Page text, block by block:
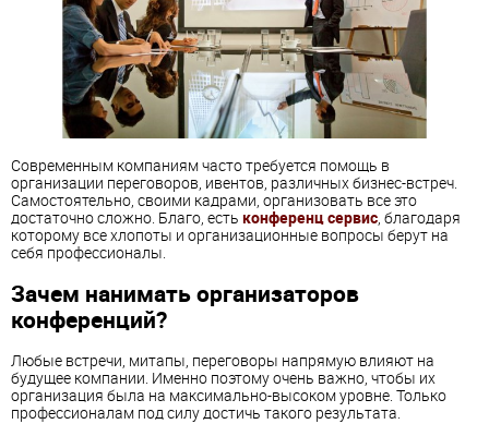
Современным компаниям часто требуется помощь в
организации переговоров, ивентов, различных бизнес-встреч.
Самостоятельно, своими кадрами, организовать все это
достаточно сложно. Благо, есть конференц сервис, благодаря
которому все хлопоты и организационные вопросы берут на
себя профессионалы.
Зачем нанимать организаторов
конференций?
Любые встречи, митапы, переговоры напрямую влияют на
будущее компании. Именно поэтому очень важно, чтобы их
организация была на максимально-высоком уровне. Только
профессионалам под силу достичь такого результата.